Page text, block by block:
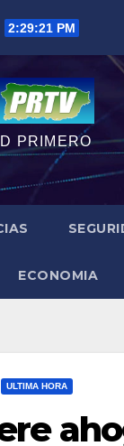
2:29:23 PM
PRIMERO
ECONOMIA
ULTIMA HORA